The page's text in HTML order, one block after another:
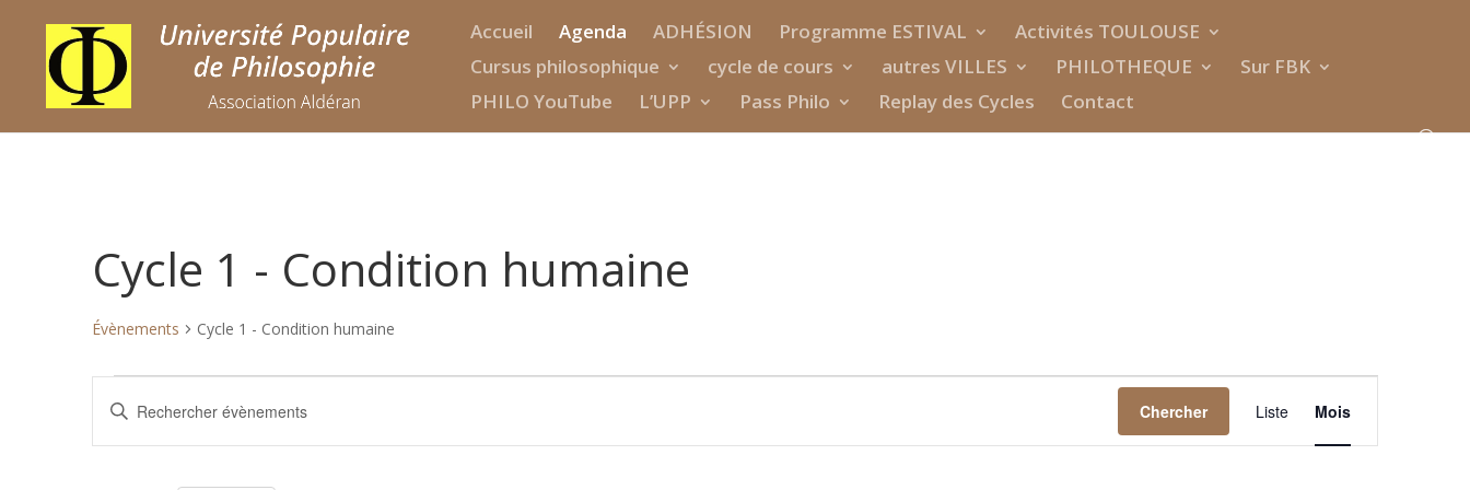
Accueil Agenda ADHÉSION Programme ESTIVAL
Activités TOULOUSE
Cursus philosophique
cycle de cours autres VILLES PHILOTHEQUE
Sur FBK
PHILO YouTube
L’UPP Pass Philo Replay des Cycles Contact
Cycle 1 - Condition humaine
Évènements Cycle 1 - Condition humaine
Évènements
Recherche
et
navigation
Saisir
Rechercher
Chercher
Navigation
de
vues
Liste Mois